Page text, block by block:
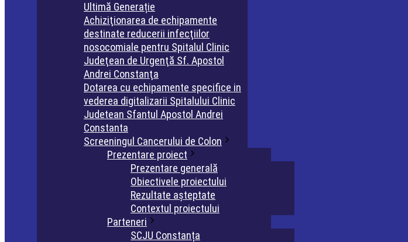
Ultimă Generație
Achiziţionarea de echipamente
destinate reducerii infecţiilor
nosocomiale pentru Spitalul Clinic
Judeţean de Urgenţă Sf. Apostol
Andrei Constanţa
Dotarea cu echipamente specifice in
vederea digitalizarii Spitalului Clinic
Judetean Sfantul Apostol Andrei
Constanta
Screeningul Cancerului de Colon
Prezentare proiect
Prezentare generală
Obiectivele proiectului
Rezultate așteptate
Contextul proiectului
Parteneri
SCJU Constanța